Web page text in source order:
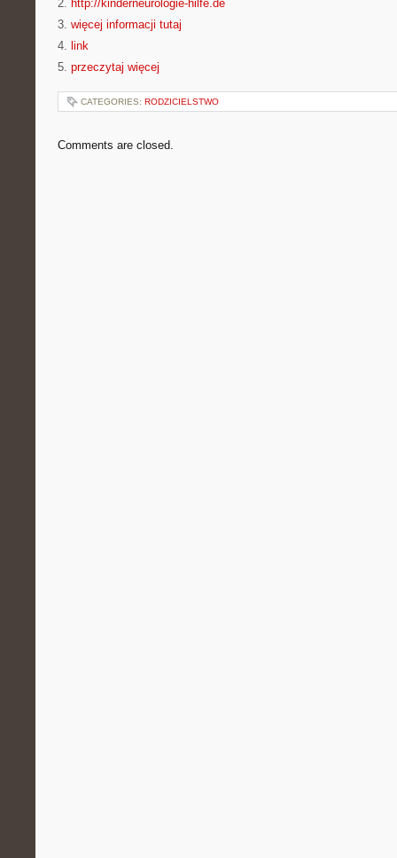
2. http://kinderneurologie-hilfe.de
3. więcej informacji tutaj
4. link
5. przeczytaj więcej
CATEGORIES: RODZICIELSTWO
Comments are closed.